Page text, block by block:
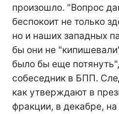
произошло. "Вопрос
беспокоит не только
но и наших западных
бы они не
было бы еще
собеседник в БПП.
как утверждают в
фракции, в декабре,